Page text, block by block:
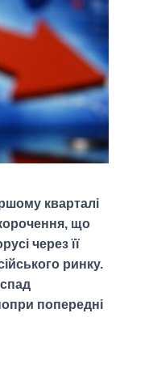
кварталі
що
через її
ринку.
попередні